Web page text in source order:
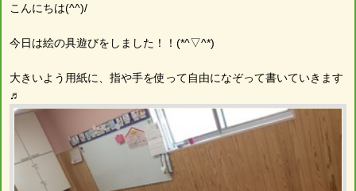
こんにちは(^^)/
今日は絵の具遊びをしました！！(*^▽^*)
大きいよう用紙に、指や手を使って自由になぞって書いていきます
♬